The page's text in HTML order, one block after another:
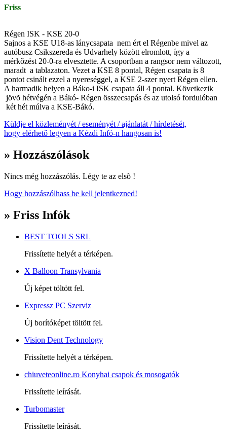
Friss
Régen ISK - KSE 20-0
Sajnos a KSE U18-as lánycsapata nem ért el Régenbe mivel az
autóbusz Csikszereda és Udvarhely között elromlott, így a
mérkõzést 20-0-ra elvesztette. A csoportban a rangsor nem változott,
maradt a tablazaton. Vezet a KSE 8 pontal, Régen csapata is 8
pontot csinált ezzel a nyereséggel, a KSE 2-szer nyert Régen ellen.
A harmadik helyen a Báko-i ISK csapata áll 4 pontal. Következik
jövõ hétvégén a Bákó- Régen összecsapás és az utolsó fordulóban
két hét múlva a KSE-Bákó.
Küldje el közleményét / eseményét / ajánlatát / hírdetését,
hogy elérhető legyen a Kézdi Infó-n hangosan is!
» Hozzászólások
Nincs még hozzászólás. Légy te az elsõ !
Hogy hozzászólhass be kell jelentkezned!
» Friss Infók
BEST TOOLS SRL
Frissítette helyét a térképen.
X Balloon Transylvania
Új képet töltött fel.
Expressz PC Szerviz
Új borítóképet töltött fel.
Vision Dent Technology
Frissítette helyét a térképen.
chiuveteonline.ro Konyhai csapok és mosogatók
Frissítette leírását.
Turbomaster
Frissítette leírását.